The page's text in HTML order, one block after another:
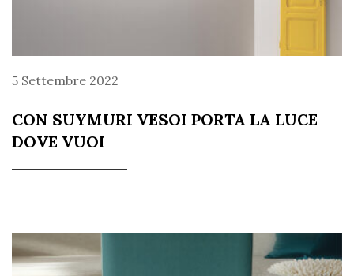
5 Settembre 2022
CON SUYMURI VESOI PORTA LA LUCE
DOVE VUOI